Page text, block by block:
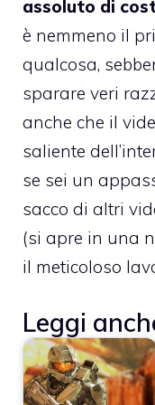
assoluto di
è nemmeno il
qualcosa,
sparare veri
anche che il
saliente
se sei un
sacco di altri
(si apre in una
il meticoloso
Leggi